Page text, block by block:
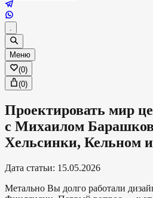
.
Меню
(0)
(0)
Проектировать мир
с Михаилом
Хельсинки, Кельном
Дата статьи: 15.05.2026
Метально Вы долго работали